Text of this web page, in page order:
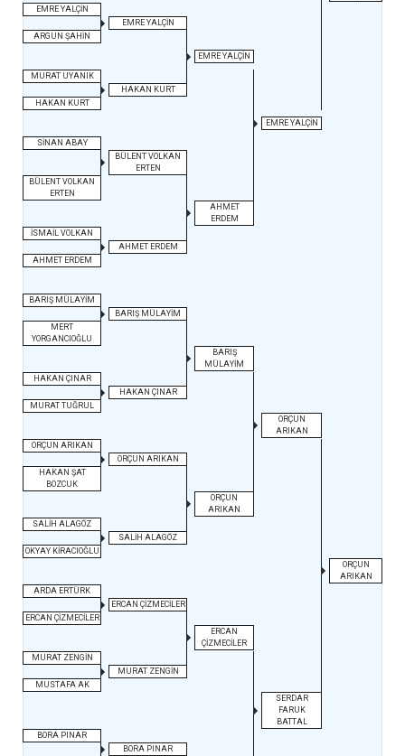
EMRE YALÇİN
EMRE YALÇİN
ARGUN ŞAHİN
EMRE YALÇİN
MURAT UYANIK
HAKAN KURT
HAKAN KURT
EMRE YALÇİN
SİNAN ABAY
BÜLENT VOLKAN
ERTEN
BÜLENT VOLKAN
ERTEN
AHMET
ERDEM
İSMAİL VOLKAN
AHMET ERDEM
AHMET ERDEM
BARIŞ MÜLAYİM
BARIŞ MÜLAYİM
MERT
YORGANCIOĞLU
BARIŞ
MÜLAYİM
HAKAN ÇINAR
HAKAN ÇINAR
MURAT TUĞRUL
ORÇUN
ARIKAN
ORÇUN ARIKAN
ORÇUN ARIKAN
HAKAN ŞAT
BOZCUK
ORÇUN
ARIKAN
SALİH ALAGÖZ
SALİH ALAGÖZ
OKYAY KİRACIOĞLU
ORÇUN
ARIKAN
ARDA ERTÜRK
ERCAN ÇİZMECİLER
ERCAN ÇİZMECİLER
ERCAN
ÇİZMECİLER
MURAT ZENGİN
MURAT ZENGİN
MUSTAFA AK
SERDAR
FARUK
BATTAL
BORA PINAR
BORA PINAR